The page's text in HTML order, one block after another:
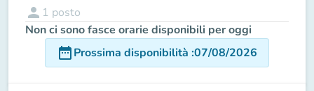
person 1 posto
Non ci sono fasce orarie disponibili per oggi
date_rangeProssima disponibilità :07/08/2026